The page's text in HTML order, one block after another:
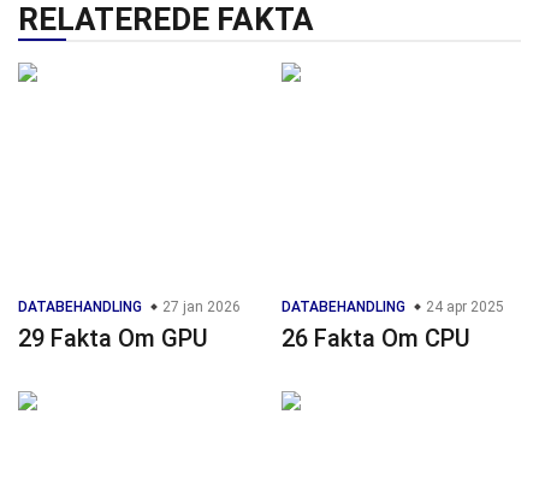
RELATEREDE FAKTA
DATABEHANDLING 27 jan 2026
29 Fakta Om GPU
DATABEHANDLING 24 apr 2025
26 Fakta Om CPU